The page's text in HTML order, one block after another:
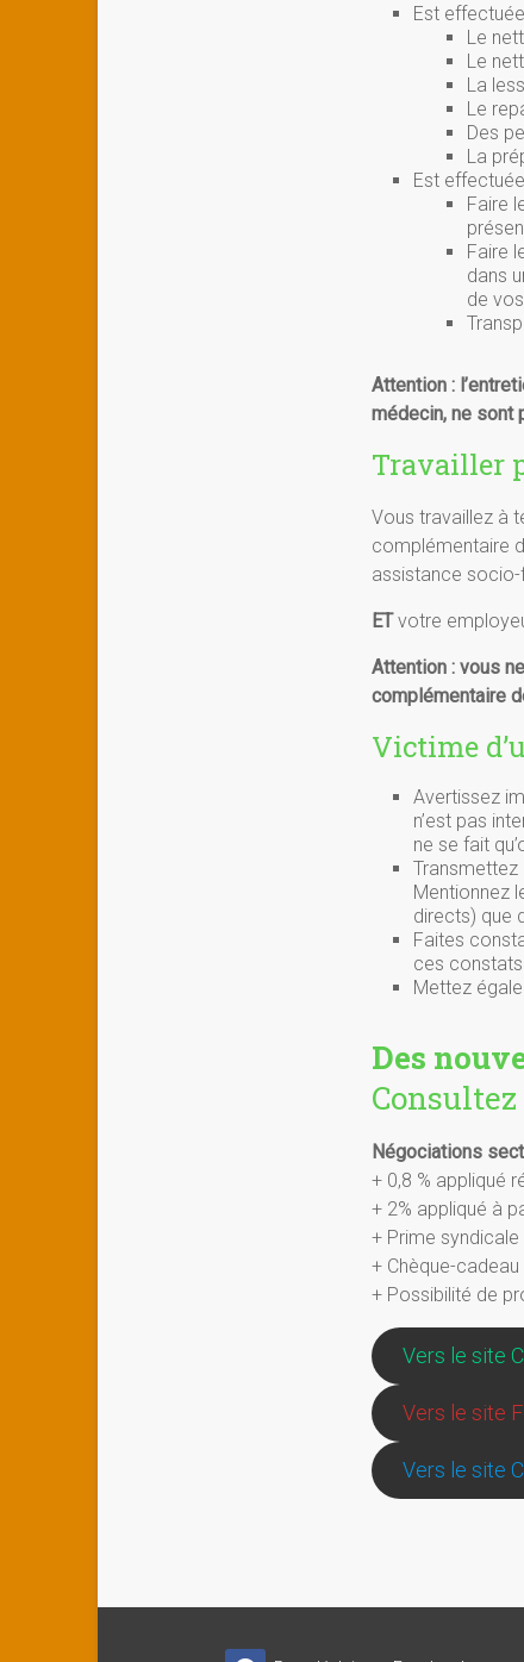
Est
Le
Le
La
Le
Des
La
Est
Faire
Faire
dans
de
Attention :
médecin, ne sont
Travailler
Vous travaillez à
complémentaire
assistance socio-
ETvotre
Attention : vous
complémentaire
Victime
Avertissez
n’est pas
ne se fait
Transmettez
Mentionnez
directs) que
Faites
ces
Mettez
Des
Négociations
+ 0,8 % appliqué
+ 2% appliqué à
+ Prime
+ Chèque-
+ Possibilité de
Vers le site
Vers le site
Vers le site